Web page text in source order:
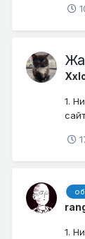
1.
1.